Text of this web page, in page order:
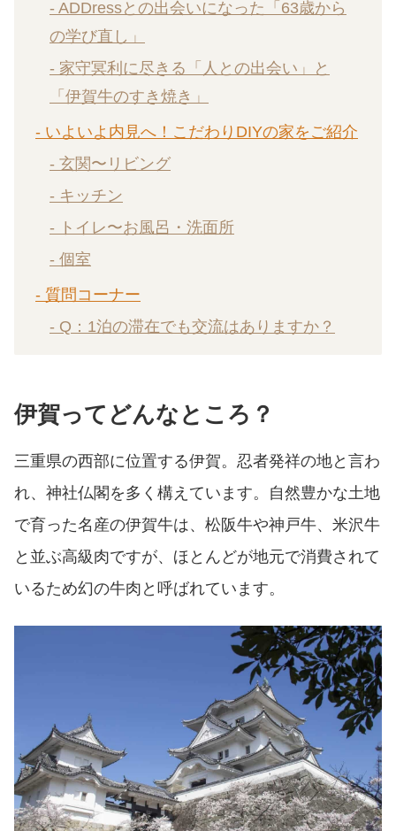
- ADDressとの出会いになった「63歳から
の学び直し」
- 家守冥利に尽きる「人との出会い」と
「伊賀牛のすき焼き」
- いよいよ内見へ！こだわりDIYの家をご紹介
- 玄関〜リビング
- キッチン
- トイレ〜お風呂・洗面所
- 個室
- 質問コーナー
- Q：1泊の滞在でも交流はありますか？
伊賀ってどんなところ？
三重県の西部に位置する伊賀。忍者発祥の地と言わ
れ、神社仏閣を多く構えています。自然豊かな土地
で育った名産の伊賀牛は、松阪牛や神戸牛、米沢牛
と並ぶ高級肉ですが、ほとんどが地元で消費されて
いるため幻の牛肉と呼ばれています。